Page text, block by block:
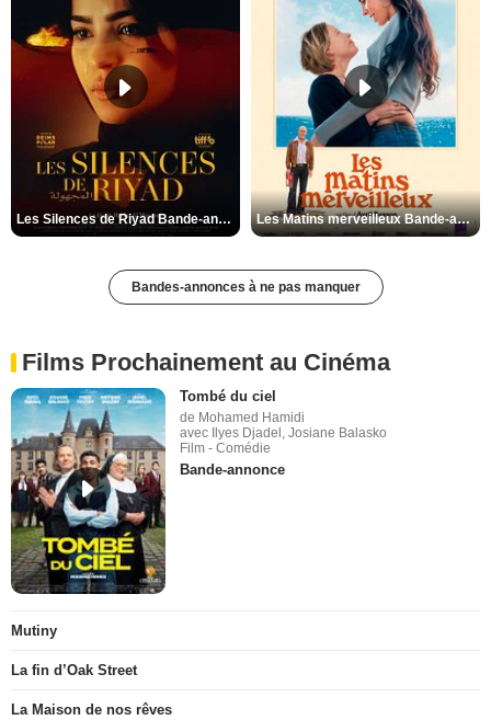
Les Silences de Riyad Bande-annonce VO STFR Les Matins merveilleux Bande-annonce VF
Bandes-annonces à ne pas manquer
Films Prochainement au Cinéma
Tombé du ciel
de Mohamed Hamidi
avec Ilyes Djadel, Josiane Balasko
Film - Comédie
Bande-annonce
Mutiny
La fin d’Oak Street
La Maison de nos rêves